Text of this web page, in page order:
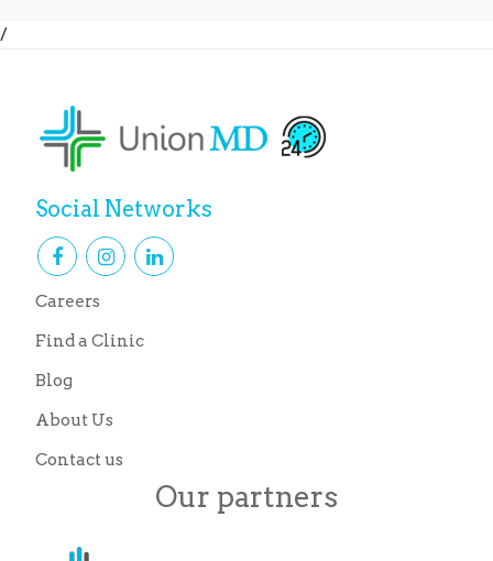
/
Social Networks
Careers
Find a Clinic
Blog
About Us
Contact us
Our partners